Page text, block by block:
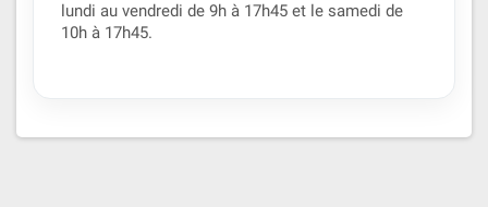
lundi au vendredi de 9h à 17h45 et le samedi de
10h à 17h45.